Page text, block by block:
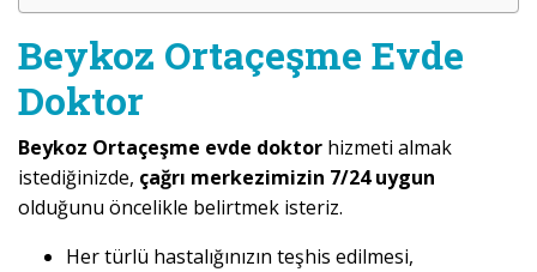
Beykoz Ortaçeşme Evde
Doktor
Beykoz Ortaçeşme evde doktor hizmeti almak
istediğinizde, çağrı merkezimizin 7/24 uygun
olduğunu öncelikle belirtmek isteriz.
Her türlü hastalığınızın teşhis edilmesi,